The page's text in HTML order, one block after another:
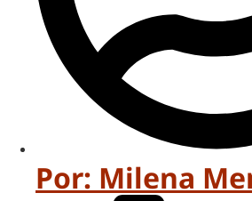
Por: Milena